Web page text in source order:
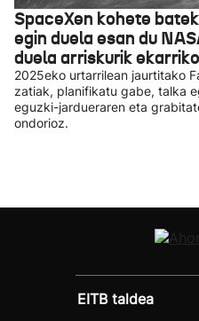
SpaceXen kohete
egin duela esan du
duela arriskurik ekarriko
2025eko urtarrilean jaurtitako
zatiak, planifikatu gabe, talka
eguzki-jardueraren eta
ondorioz.
EITB taldea